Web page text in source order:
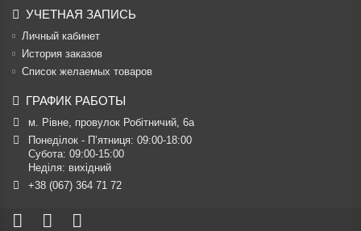
УЧЕТНАЯ ЗАПИСЬ
Личный кабинет
История заказов
Список желаемых товаров
ГРАФИК РАБОТЫ
м. Рівне, провулок Робітничий, 6а
Понеділок - П’ятниця: 09:00-18:00
Субота: 09:00-15:00
Неділя: вихідний
+38 (067) 364 71 72